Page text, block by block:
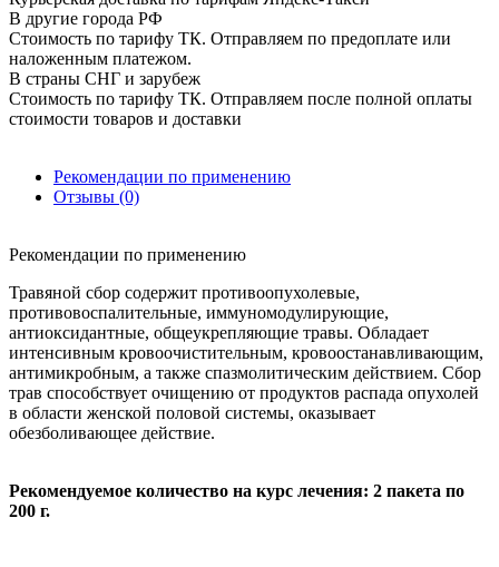
В другие города РФ
Стоимость по тарифу ТК. Отправляем по предоплате или
наложенным платежом.
В страны СНГ и зарубеж
Стоимость по тарифу ТК. Отправляем после полной оплаты
стоимости товаров и доставки
Рекомендации по применению
Отзывы (0)
Рекомендации по применению
Травяной сбор содержит противоопухолевые,
противовоспалительные, иммуномодулирующие,
антиоксидантные, общеукрепляющие травы. Обладает
интенсивным кровоочистительным, кровоостанавливающим,
антимикробным, а также спазмолитическим действием. Сбор
трав способствует очищению от продуктов распада опухолей
в области женской половой системы, оказывает
обезболивающее действие.
Рекомендуемое количество на курс лечения: 2 пакета по
200 г.